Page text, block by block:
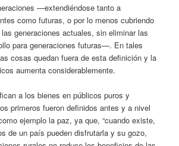
—extendiéndose tanto a
como futuras, o por lo menos cubriendo
generaciones actuales, sin eliminar las
para generaciones futuras—. En tales
cosas quedan fuera de esta definición y la
aumenta considerablemente.
a los bienes en públicos puros y
primeros fueron definidos antes y a nivel
ejemplo la paz, ya que, “cuando existe,
de un país pueden disfrutarla y su gozo,